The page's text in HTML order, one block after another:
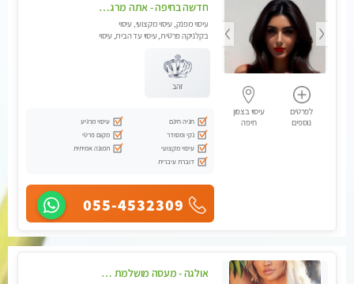
לפרטים
נוספים
עיסוי בצפון
חיפה
חדשה בחיפה - אתה מרגיש עייף??? זה הזמן להתפנק בעיסוי מקצועי ברמה גבוהה- Highly recommended
עיסוי מפנק, עיסוי מקצועי, עיסוי
בקלניקה פרטית, עיסוי עד הבית, עיסוי
זהב
חניה חינם
עיסוי מרגיע
נקי ומסודר
מקום פרטי
עיסוי מקצועי
תמונה אמיתית
דוברת עיברית
055-4532309
אולגה - מעסה מושלמת חדשה בעיר ! בחיפה טל - 052-5738058